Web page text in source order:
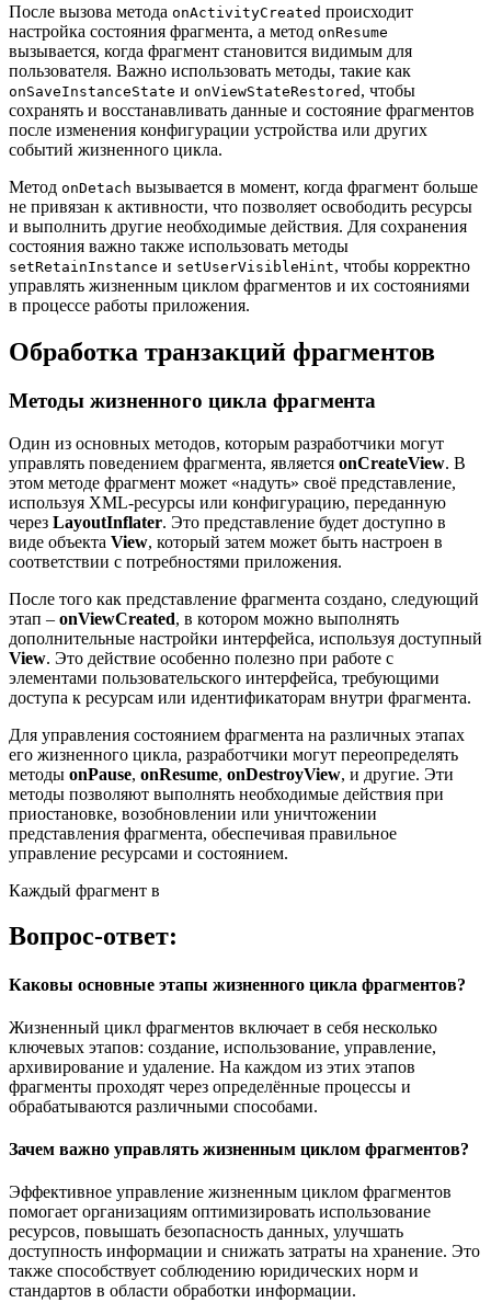
После вызова метода onActivityCreated происходит
настройка состояния фрагмента, а метод onResume
вызывается, когда фрагмент становится видимым для
пользователя. Важно использовать методы, такие как
onSaveInstanceState и onViewStateRestored , чтобы
сохранять и восстанавливать данные и состояние фрагментов
после изменения конфигурации устройства или других
событий жизненного цикла.
Метод onDetach вызывается в момент, когда фрагмент больше
не привязан к активности, что позволяет освободить ресурсы
и выполнить другие необходимые действия. Для сохранения
состояния важно также использовать методы
setRetainInstance и setUserVisibleHint, чтобы корректно
управлять жизненным циклом фрагментов и их состояниями
в процессе работы приложения.
Обработка транзакций фрагментов
Методы жизненного цикла фрагмента
Один из основных методов, которым разработчики могут
управлять поведением фрагмента, является onCreateView. В
этом методе фрагмент может «надуть» своё представление,
используя XML-ресурсы или конфигурацию, переданную
через LayoutInflater. Это представление будет доступно в
виде объекта View, который затем может быть настроен в
соответствии с потребностями приложения.
После того как представление фрагмента создано, следующий
этап – onViewCreated, в котором можно выполнять
дополнительные настройки интерфейса, используя доступный
View. Это действие особенно полезно при работе с
элементами пользовательского интерфейса, требующими
доступа к ресурсам или идентификаторам внутри фрагмента.
Для управления состоянием фрагмента на различных этапах
его жизненного цикла, разработчики могут переопределять
методы onPause, onResume, onDestroyView, и другие. Эти
методы позволяют выполнять необходимые действия при
приостановке, возобновлении или уничтожении
представления фрагмента, обеспечивая правильное
управление ресурсами и состоянием.
Каждый фрагмент в
Вопрос-ответ:
Каковы основные этапы жизненного цикла фрагментов?
Жизненный цикл фрагментов включает в себя несколько
ключевых этапов: создание, использование, управление,
архивирование и удаление. На каждом из этих этапов
фрагменты проходят через определённые процессы и
обрабатываются различными способами.
Зачем важно управлять жизненным циклом фрагментов?
Эффективное управление жизненным циклом фрагментов
помогает организациям оптимизировать использование
ресурсов, повышать безопасность данных, улучшать
доступность информации и снижать затраты на хранение. Это
также способствует соблюдению юридических норм и
стандартов в области обработки информации.